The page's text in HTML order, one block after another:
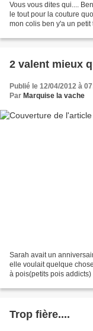
Vous vous dites qui....
le tout pour la couture
mon colis ben y'a un petit
2 valent mieux
Publié le 12/04/2012 à
Par Marquise la vache
Sarah avait un
elle voulait quelque
à pois(petits pois addicts)
Trop fière....